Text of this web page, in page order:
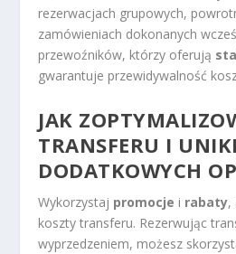
rezerwacjach grupowych,
zamówieniach dokonanych
przewoźników, którzy oferują
gwarantuje przewidywalność
JAK
TRANSFERU I
DODATKOWYCH
Wykorzystaj promocje i rabaty,
koszty transferu. Rezerwując
wyprzedzeniem, możesz